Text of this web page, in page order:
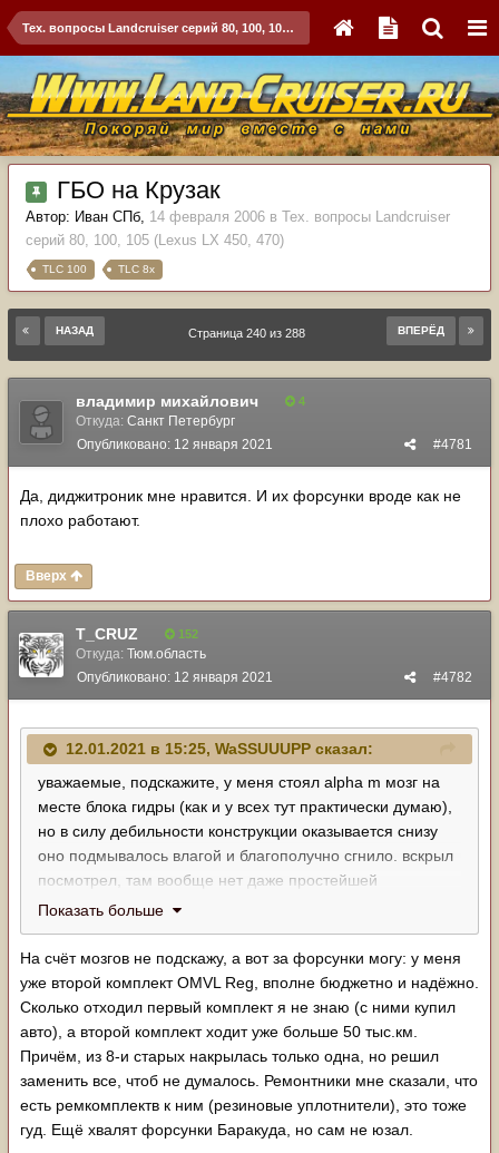
Тех. вопросы Landcruiser серий 80, 100, 105 (Lexus LX 450, 470)
ГБО на Крузак
Автор: Иван СПб, 14 февраля 2006 в Тех. вопросы Landcruiser
серий 80, 100, 105 (Lexus LX 450, 470)
TLC 100 TLC 8x
НАЗАД ВПЕРЁД
Страница 240 из 288
владимир михайлович 4
Откуда: Санкт Петербург
#4781
Опубликовано: 12 января 2021
Да, диджитроник мне нравится. И их форсунки вроде как не
плохо работают.
Вверх
T_CRUZ 152
Откуда: Тюм.область
#4782
Опубликовано: 12 января 2021
12.01.2021 в 15:25, WaSSUUUPP сказал:
уважаемые, подскажите, у меня стоял alpha m мозг на
месте блока гидры (как и у всех тут практически думаю),
но в силу дебильности конструкции оказывается снизу
оно подмывалось влагой и благополучно сгнило. вскрыл
посмотрел, там вообще нет даже простейшей
влагозащиты. Ультразвук с пропайкой не помог, теперь
не хочу это г*вно покупать снова, посоветуйте норм
мозги без таких детских болячек. Альфу такую же за 7-8
рубасов мне предложили, готов потратить больше за
норм качество. Плюс если будет шире и проще
настройка, тоже хорошо. У меня без ввтиайная сотка на
238 сил.
ну и по форсункам накидайте вариантов, а то что-то мне
кажется мои не вывозят.
Показать больше
На счёт мозгов не подскажу, а вот за форсунки могу: у меня
уже второй комплект OMVL Reg, вполне бюджетно и надёжно.
Сколько отходил первый комплект я не знаю (с ними купил
авто), а второй комплект ходит уже больше 50 тыс.км.
Причём, из 8-и старых накрылась только одна, но решил
заменить все, чтоб не думалось. Ремонтники мне сказали, что
есть ремкомплектв к ним (резиновые уплотнители), это тоже
гуд. Ещё хвалят форсунки Баракуда, но сам не юзал.